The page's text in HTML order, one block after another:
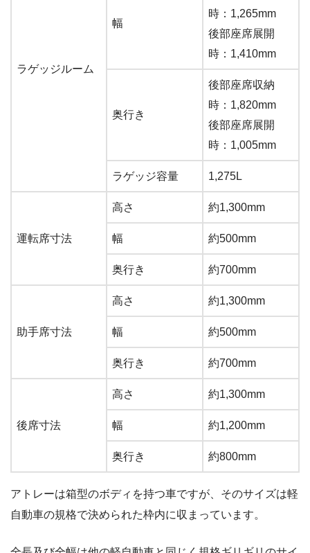
ラゲッジルーム
幅
時：1,265mm
後部座席展開
時：1,410mm
奥行き
後部座席収納
時：1,820mm
後部座席展開
時：1,005mm
ラゲッジ容量 1,275L
運転席寸法
高さ 約1,300mm
幅 約500mm
奥行き 約700mm
助手席寸法
高さ 約1,300mm
幅 約500mm
奥行き 約700mm
後席寸法
高さ 約1,300mm
幅 約1,200mm
奥行き 約800mm
アトレーは箱型のボディを持つ車ですが、そのサイズは軽
自動車の規格で決められた枠内に収まっています。